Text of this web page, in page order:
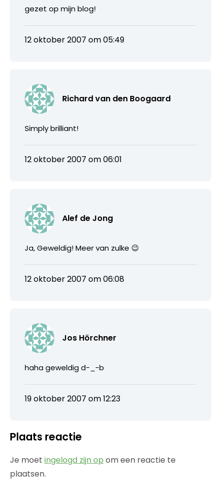
gezet op mijn blog!
12 oktober 2007 om 05:49
Richard van den Boogaard
Simply brilliant!
12 oktober 2007 om 06:01
Alef de Jong
Ja, Geweldig! Meer van zulke 😉
12 oktober 2007 om 06:08
Jos Hörchner
haha geweldig d-_-b
19 oktober 2007 om 12:23
Plaats reactie
Je moet ingelogd zijn op om een reactie te
plaatsen.